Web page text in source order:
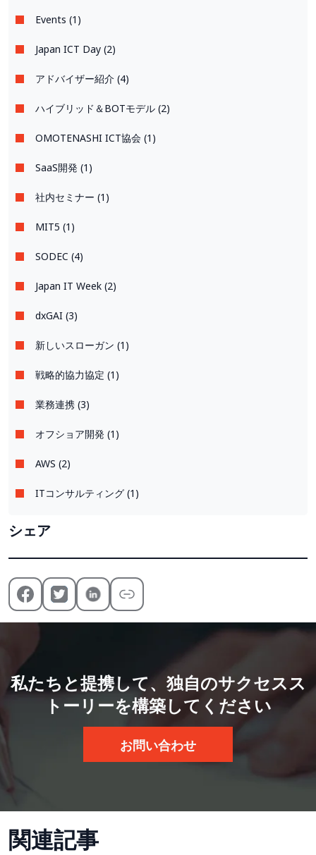
Events (1)
Japan ICT Day (2)
アドバイザー紹介 (4)
ハイブリッド＆BOTモデル (2)
OMOTENASHI ICT協会 (1)
SaaS開発 (1)
社内セミナー (1)
MIT5 (1)
SODEC (4)
Japan IT Week (2)
dxGAI (3)
新しいスローガン (1)
戦略的協力協定 (1)
業務連携 (3)
オフショア開発 (1)
AWS (2)
ITコンサルティング (1)
シェア
私たちと提携して、独自のサクセスス
トーリーを構築してください
お問い合わせ
関連記事